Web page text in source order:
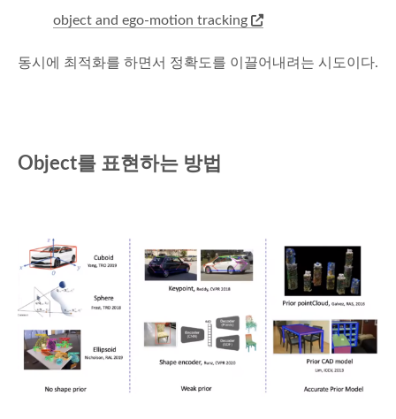
object and ego-motion tracking
동시에 최적화를 하면서 정확도를 이끌어내려는 시도이다.
Object를 표현하는 방법